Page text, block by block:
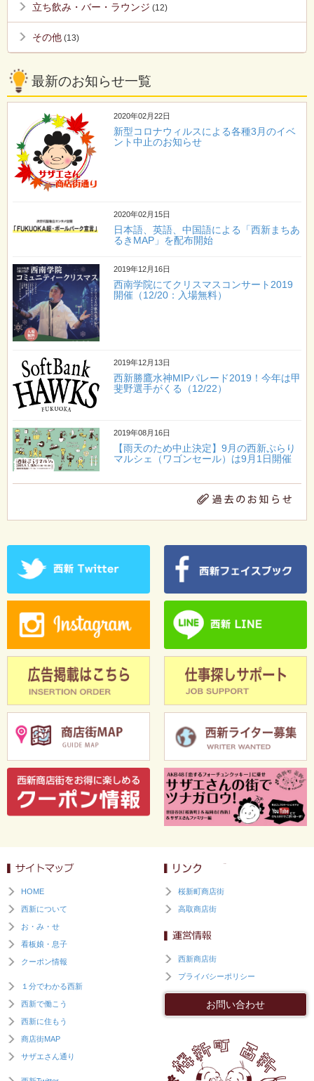
立ち飲み・バー・ラウンジ (12)
その他 (13)
最新のお知らせ一覧
2020年02月22日
新型コロナウィルスによる各種3月のイベ
ント中止のお知らせ
2020年02月15日
日本語、英語、中国語による「西新まちあ
るきMAP」を配布開始
2019年12月16日
西南学院にてクリスマスコンサート2019
開催（12/20：入場無料）
2019年12月13日
西新勝鷹水神MIPパレード2019！今年は甲
斐野選手がくる（12/22）
2019年08月16日
【雨天のため中止決定】9月の西新ぷらり
マルシェ（ワゴンセール）は9月1日開催
HOME
西新について
お・み・せ
看板娘・息子
クーポン情報
１分でわかる西新
西新で働こう
西新に住もう
商店街MAP
サザエさん通り
桜新町商店街
高取商店街
西新商店街
プライバシーポリシー
お問い合わせ